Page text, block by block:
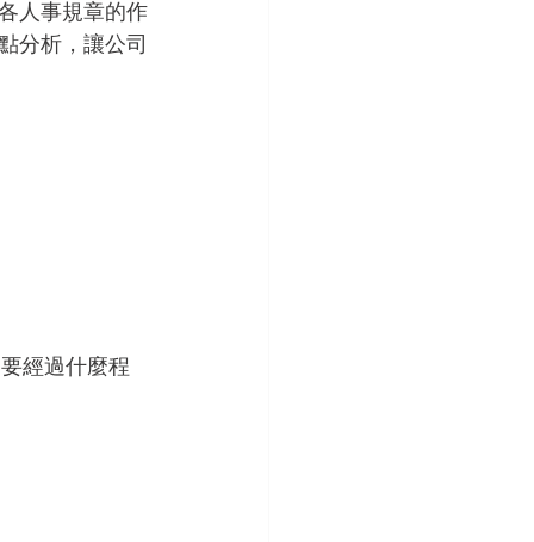
人事規章的作
分析，讓公司
經過什麼程